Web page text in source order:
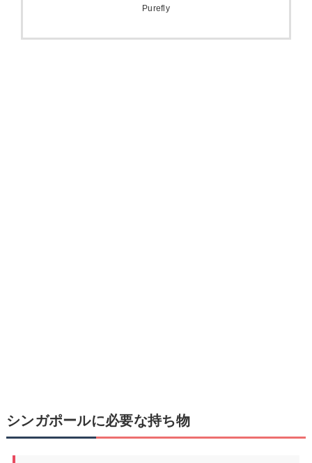
Purefly
シンガポールに必要な持ち物